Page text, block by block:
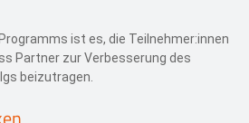
ist es, die Teilnehmer:innen
Partner zur Verbesserung des
beizutragen.